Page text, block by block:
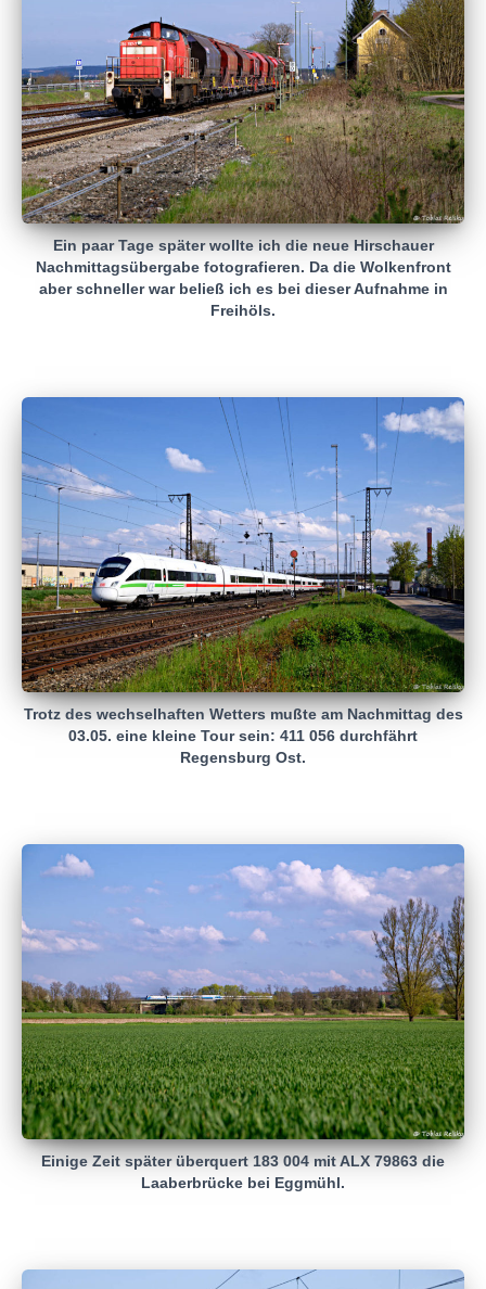
Ein paar Tage später wollte ich die neue Hirschauer
Nachmittagsübergabe fotografieren. Da die Wolkenfront
aber schneller war beließ ich es bei dieser Aufnahme in
Freihöls.
Trotz des wechselhaften Wetters mußte am Nachmittag des
03.05. eine kleine Tour sein: 411 056 durchfährt
Regensburg Ost.
Einige Zeit später überquert 183 004 mit ALX 79863 die
Laaberbrücke bei Eggmühl.